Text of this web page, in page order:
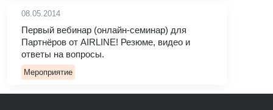
08.05.2014
Первый вебинар (онлайн-семинар) для
Партнёров от AIRLINE! Резюме, видео и
ответы на вопросы.
Мероприятие